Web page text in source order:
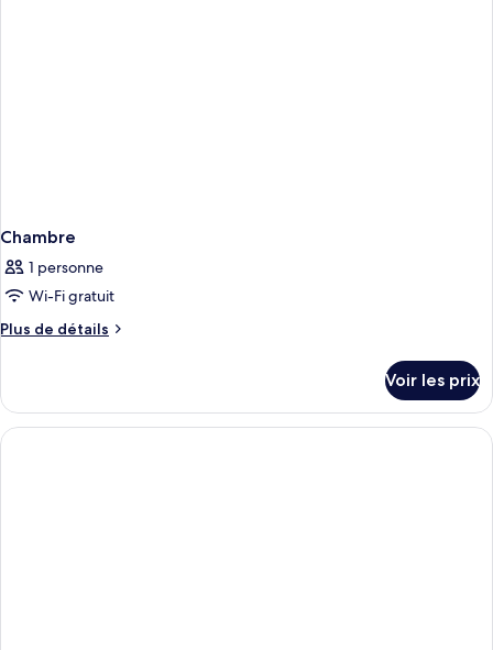
Chambre
1 personne
Wi-Fi gratuit
Plus de détails
Plus
le
type
de
Voir les prix